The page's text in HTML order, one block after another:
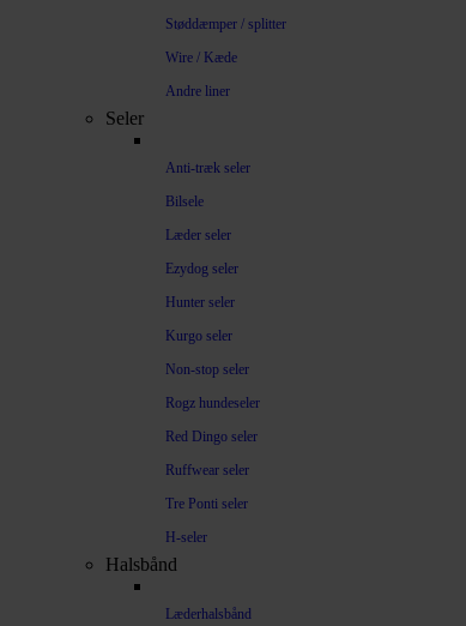
Støddæmper / splitter
Wire / Kæde
Andre liner
Seler
Anti-træk seler
Bilsele
Læder seler
Ezydog seler
Hunter seler
Kurgo seler
Non-stop seler
Rogz hundeseler
Red Dingo seler
Ruffwear seler
Tre Ponti seler
H-seler
Halsbånd
Læderhalsbånd